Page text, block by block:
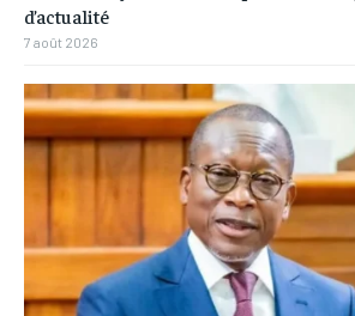
d’actualité
7 août 2026